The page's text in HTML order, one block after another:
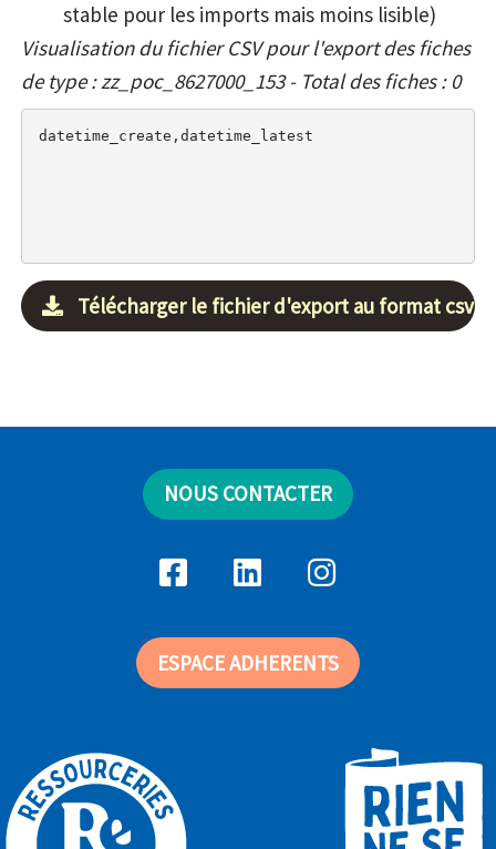
stable pour les imports mais moins lisible)
Visualisation du fichier CSV pour l'export des fiches
de type : zz_poc_8627000_153 - Total des fiches : 0
Télécharger le fichier d'export au format csv
NOUS CONTACTER
ESPACE ADHERENTS